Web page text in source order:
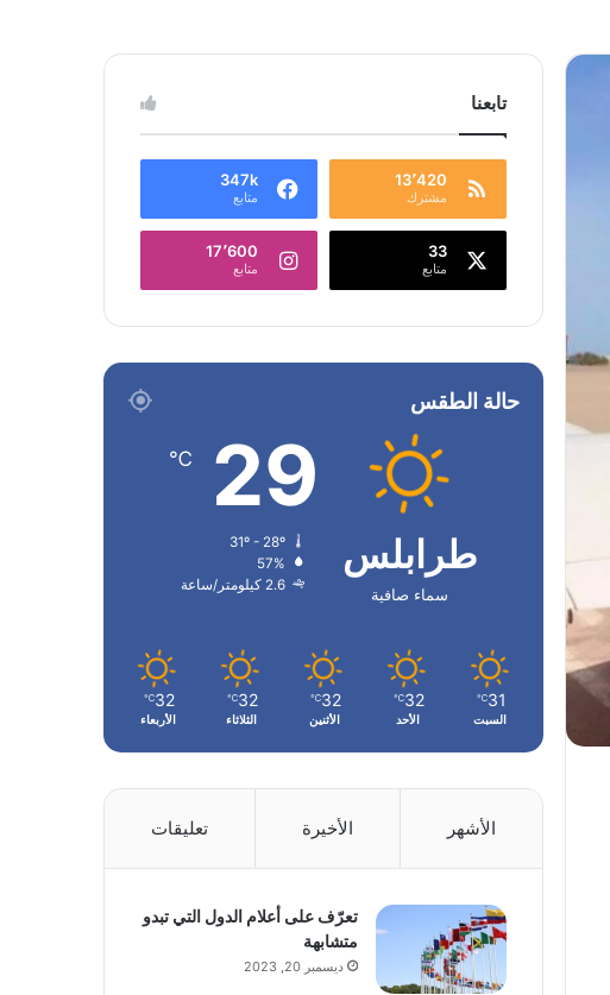
تابعنا
13٬420
مشترك
347k
متابع
33
متابع
17٬600
متابع
حالة الطقس
طرابلس
سماء صافية
29
℃
57%
2.6 كيلومتر/ساعة
31
℃
السبت
32
℃
الأحد
32
℃
الأثنين
32
℃
الثلاثاء
32
℃
الأربعاء
الأشهر الأخيرة تعليقات
تعرّف على أعلام الدول التي تبدو
متشابهة
ديسمبر 20, 2023